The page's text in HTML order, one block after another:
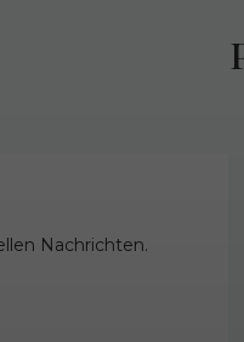
Nachrichten.